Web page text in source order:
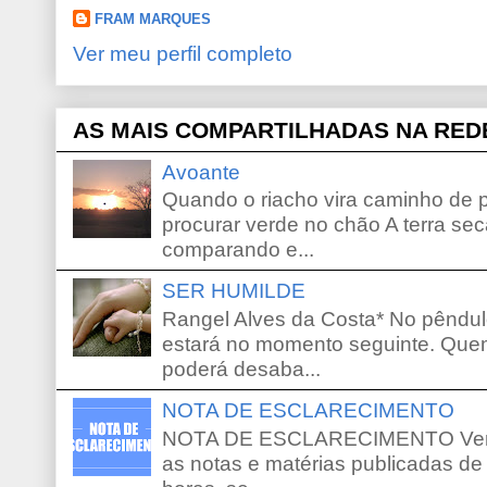
FRAM MARQUES
Ver meu perfil completo
AS MAIS COMPARTILHADAS NA
Avoante
Quando o riacho vira caminho de
procurar verde no chão A terra
comparando e...
SER HUMILDE
Rangel Alves da Costa* No
estará no momento seguinte.
poderá desaba...
NOTA DE ESCLARECIMENTO
NOTA DE ESCLARECIMENTO
as notas e matérias publicadas